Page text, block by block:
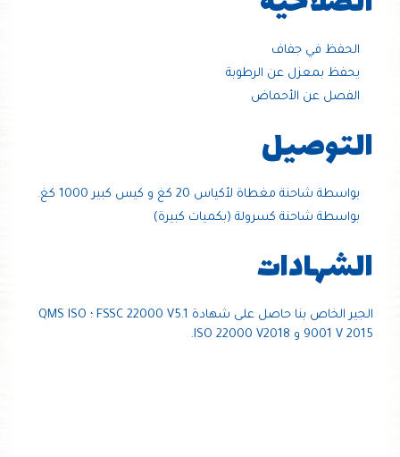
الحفظ في جفاف
يحفظ بمعزل عن الرطوبة
الفصل عن الأحماض
التوصيل
بواسطة شاحنة مغطاة لأكياس 20 كغ و كيس كبير 1000 كغ.
بواسطة شاحنة كسرولة (بكميات كبيرة)
الشهادات
الجير الخاص بنا حاصل على شهادة FSSC 22000 V5.1 ؛ QMS ISO
9001 V 2015 و ISO 22000 V2018.